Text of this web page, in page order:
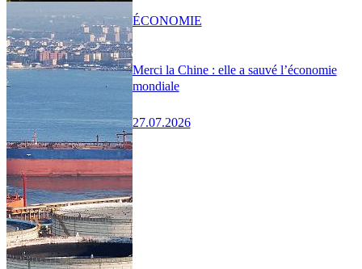
Merci la Chine : elle a sauvé l’économie
mondiale
27.07.2026
ÉCONOMIE